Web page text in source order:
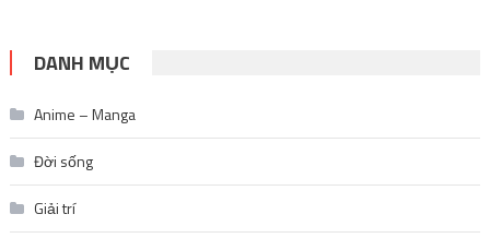
DANH MỤC
Anime – Manga
Đời sống
Giải trí